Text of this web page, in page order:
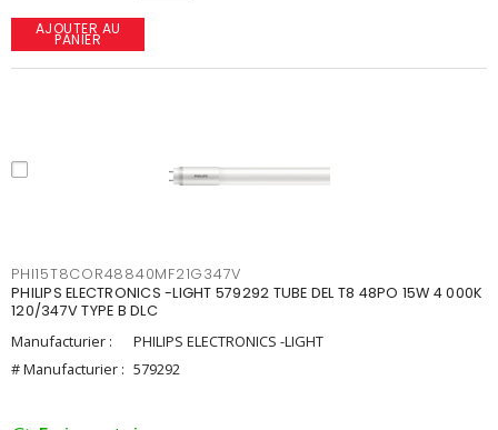
AJOUTER AU
PANIER
PHI15T8COR48840MF21G347V
PHILIPS ELECTRONICS -LIGHT 579292 TUBE DEL T8 48PO 15W 4 000K
120/347V TYPE B DLC
Manufacturier :
PHILIPS ELECTRONICS -LIGHT
# Manufacturier : 579292